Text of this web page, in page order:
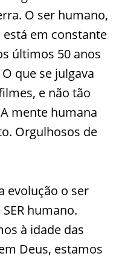
O ser humano,
em constante
últimos 50 anos
que se julgava
e não tão
mente humana
Orgulhosos de
evolução o ser
humano.
à idade das
Deus, estamos